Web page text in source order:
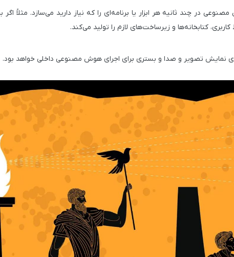
در چند ثانیه هر ابزار یا برنامه‌ای را که نیاز دارید می‌سازد. مثلاً
کتابخانه‌ها و زیرساخت‌های لازم را تولید می‌کند.
نمایش تصویر و صدا و بستری برای اجرای هوش مصنوعی داخلی خواهد بود.